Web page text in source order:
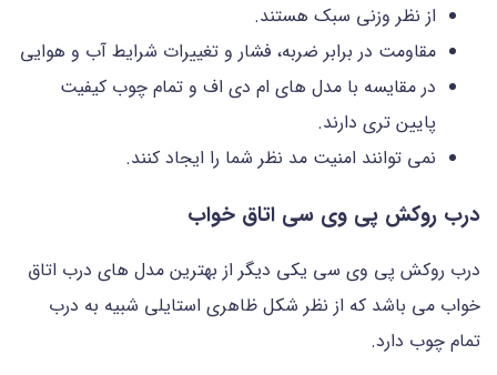
از نظر وزنی سبک هستند.
مقاومت در برابر ضربه، فشار و تغییرات شرایط آب و هوایی
در مقایسه با مدل های ام دی اف و تمام چوب کیفیت
پایین تری دارند.
نمی توانند امنیت مد نظر شما را ایجاد کنند.
درب روکش پی وی سی اتاق خواب
درب روکش پی وی سی یکی دیگر از بهترین مدل های درب اتاق
خواب می باشد که از نظر شکل ظاهری استایلی شبیه به درب
تمام چوب دارد.